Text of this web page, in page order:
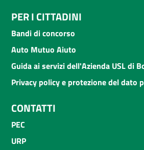
PER I CITTADINI
Bandi di concorso
Auto Mutuo Aiuto
Guida ai servizi dell'Azienda USL di
Privacy policy e protezione del dato
CONTATTI
PEC
URP